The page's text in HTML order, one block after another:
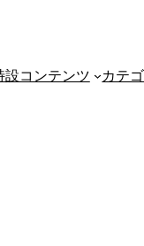
設コンテンツ カテ